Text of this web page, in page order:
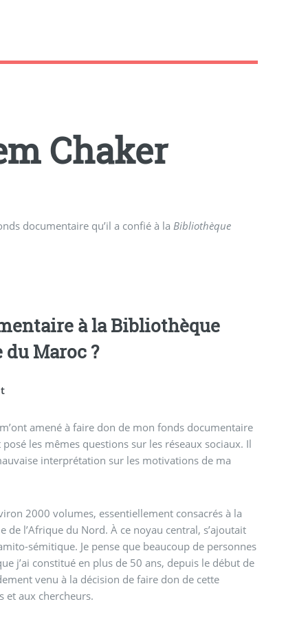
Chaker
documentaire qu’il a confié à la Bibliothèque
Bibliothèque
Maroc ?
amené à faire don de mon fonds documentaire
posé les mêmes questions sur les réseaux sociaux. Il
interprétation sur les motivations de ma
2000 volumes, essentiellement consacrés à la
l’Afrique du Nord. À ce noyau central, s’ajoutait
sémitique. Je pense que beaucoup de personnes
j’ai constitué en plus de 50 ans, depuis le début de
venu à la décision de faire don de cette
aux chercheurs.